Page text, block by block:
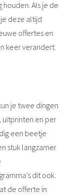
Als je de
deze altijd
offertes en
keer verandert.
je twee dingen
uitprinten en per
een beetje
stuk langzamer
dit ook.
de offerte in